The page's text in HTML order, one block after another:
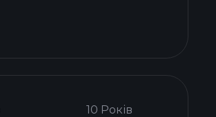
10 Років